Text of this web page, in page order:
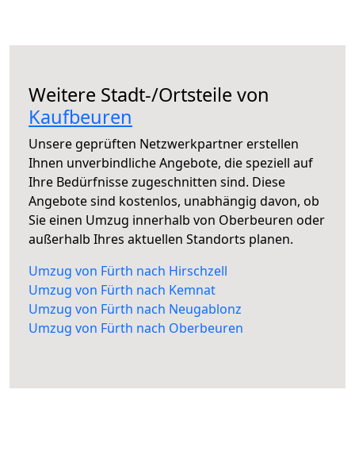
Weitere Stadt-/Ortsteile von
Kaufbeuren
Unsere geprüften Netzwerkpartner erstellen
Ihnen unverbindliche Angebote, die speziell auf
Ihre Bedürfnisse zugeschnitten sind. Diese
Angebote sind kostenlos, unabhängig davon, ob
Sie einen Umzug innerhalb von Oberbeuren oder
außerhalb Ihres aktuellen Standorts planen.
Umzug von Fürth nach Hirschzell
Umzug von Fürth nach Kemnat
Umzug von Fürth nach Neugablonz
Umzug von Fürth nach Oberbeuren